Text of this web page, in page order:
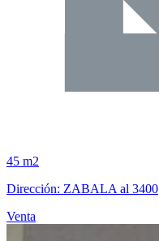
45 m2
Dirección: ZABALA al 3400
Venta